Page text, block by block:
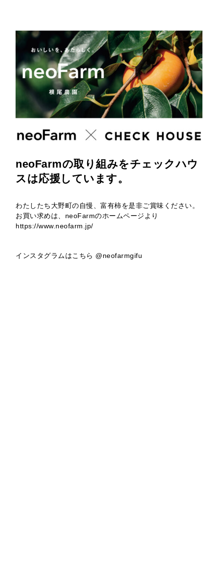
neoFarmの取り組みをチェックハウ
スは応援しています。
わたしたち大野町の自慢、富有柿を是非ご賞味ください。
お買い求めは、neoFarmのホームページより
https://www.neofarm.jp/
インスタグラムはこちら @neofarmgifu